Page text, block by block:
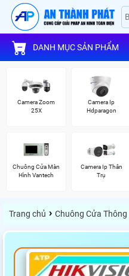
DANH MỤC SẢN PHẨM
Camera Zoom
25X
Camera Ip
Hdparagon
Chuông Cửa Màn
Hình Vantech
Camera Ip Thân
Trụ
Trang chủ › Chuông Cửa Thông